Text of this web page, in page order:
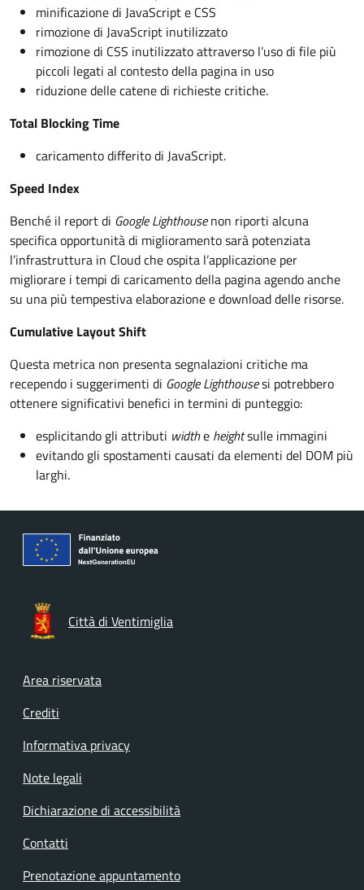
minificazione di JavaScript e CSS
rimozione di JavaScript inutilizzato
rimozione di CSS inutilizzato attraverso l’uso di file più
piccoli legati al contesto della pagina in uso
riduzione delle catene di richieste critiche.
Total Blocking Time
caricamento differito di JavaScript.
Speed Index
Benché il report di Google Lighthousenon riporti alcuna
specifica opportunità di miglioramento sarà potenziata
l’infrastruttura in Cloud che ospita l’applicazione per
migliorare i tempi di caricamento della pagina agendo anche
su una più tempestiva elaborazione e download delle risorse.
Cumulative Layout Shift
Questa metrica non presenta segnalazioni critiche ma
recependo i suggerimenti di Google Lighthousesi potrebbero
ottenere significativi benefici in termini di punteggio:
esplicitando gli attributi widthe heightsulle immagini
evitando gli spostamenti causati da elementi del DOM più
larghi.
Città di Ventimiglia
Footer menu
Area riservata
Crediti
Informativa privacy
Note legali
Dichiarazione di accessibilità
Contatti
Prenotazione appuntamento